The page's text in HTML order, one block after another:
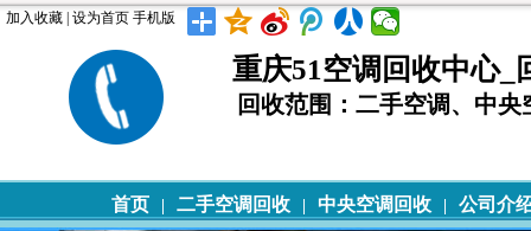
加入收藏 设为首页 手机版
重庆51空调回收中心_
回收范围：二手空调、中
首页 二手空调回收 中央空调回收 公司介